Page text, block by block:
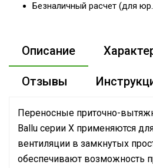
Безналичный расчет (для
Описание
Отзывы
Переносные приточно-
Ballu серии X применяются
вентиляции в замкнутых
обеспечивают возможность